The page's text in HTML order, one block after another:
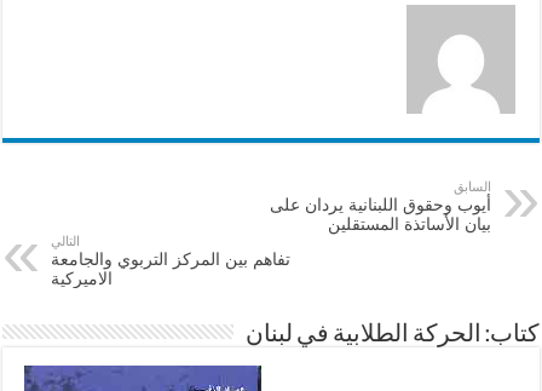
k
السابق
أيوب وحقوق اللبنانية يردان على
بيان الأساتذة المستقلين
التالي
تفاهم بين المركز التربوي والجامعة
الاميركية
كتاب: الحركة الطلابية في لبنان